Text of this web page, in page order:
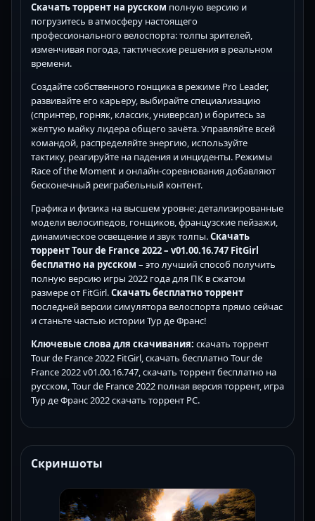
Скачать торрент на русском полную версию и
погрузитесь в атмосферу настоящего
профессионального велоспорта: толпы зрителей,
изменчивая погода, тактические решения в реальном
времени.
Создайте собственного гонщика в режиме Pro Leader,
развивайте его карьеру, выбирайте специализацию
(спринтер, горняк, классик, универсал) и боритесь за
жёлтую майку лидера общего зачёта. Управляйте всей
командой, распределяйте энергию, используйте
тактику, реагируйте на падения и инциденты. Режимы
Race of the Moment и онлайн-соревнования добавляют
бесконечный реиграбельный контент.
Графика и физика на высшем уровне: детализированные
модели велосипедов, гонщиков, французские пейзажи,
динамическое освещение и звук толпы.Скачать
торрент Tour de France 2022 – v01.00.16.747 FitGirl
бесплатно на русском – это лучший способ получить
полную версию игры 2022 года для ПК в сжатом
размере от FitGirl.Скачать бесплатно торрент
последней версии симулятора велоспорта прямо сейчас
и станьте частью истории Тур де Франс!
Ключевые слова для скачивания: скачать торрент
Tour de France 2022 FitGirl, скачать бесплатно Tour de
France 2022 v01.00.16.747, скачать торрент бесплатно на
русском, Tour de France 2022 полная версия торрент, игра
Тур де Франс 2022 скачать торрент PC.
Скриншоты